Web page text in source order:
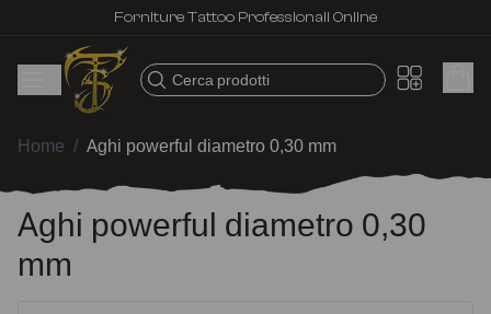
Forniture Tattoo Professionali Online
Cerca prodotti
Home / Aghi powerful diametro 0,30 mm
Aghi powerful diametro 0,30
mm